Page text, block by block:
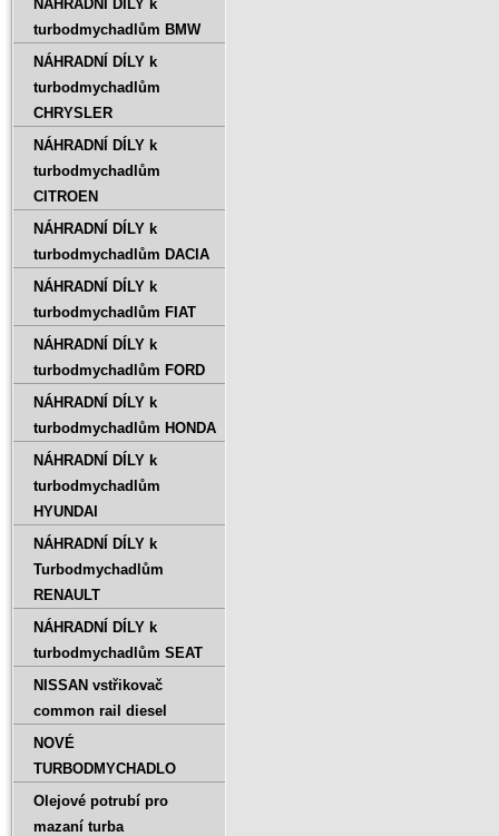
NÁHRADNÍ DÍLY k
turbodmychadlům BMW
NÁHRADNÍ DÍLY k
turbodmychadlům
CHRYSLER
NÁHRADNÍ DÍLY k
turbodmychadlům
CITROEN
NÁHRADNÍ DÍLY k
turbodmychadlům DACIA
NÁHRADNÍ DÍLY k
turbodmychadlům FIAT
NÁHRADNÍ DÍLY k
turbodmychadlům FORD
NÁHRADNÍ DÍLY k
turbodmychadlům HONDA
NÁHRADNÍ DÍLY k
turbodmychadlům
HYUNDAI
NÁHRADNÍ DÍLY k
Turbodmychadlům
RENAULT
NÁHRADNÍ DÍLY k
turbodmychadlům SEAT
NISSAN vstřikovač
common rail diesel
NOVÉ
TURBODMYCHADLO
Olejové potrubí pro
mazaní turba